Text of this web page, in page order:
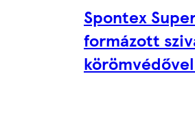
Spontex
formázott